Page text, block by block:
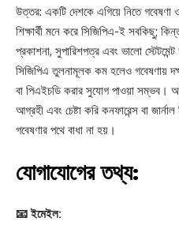
উত্তর: একটি দেশকে এগিয়ে নিতে
শিক্ষার্থী মনে করে সিজিপিএ-ই সবকিছু;
প্রকাশনা, সুপারিশপত্র এবং ভালো
সিজিপিএ তুলনামূলক কম হলেও গবেষণায়
বা পিএইচডি করার সুযোগ পাওয়া সম্ভব।
আগ্রহী এবং চেষ্টা করি কনফারেন্স বা
গবেষণার পথে বাধা না হয়।
যোগাযোগের তথ্য:
📧 ইমেইল: